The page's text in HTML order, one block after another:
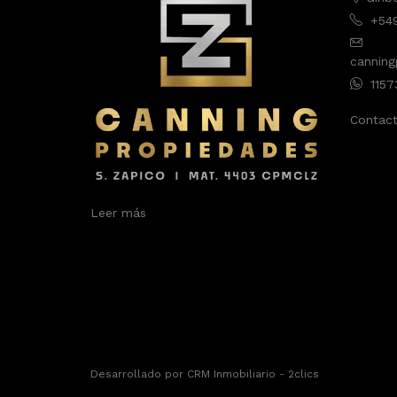
Leer más
Desarrollado por CRM Inmobiliario - 2clics